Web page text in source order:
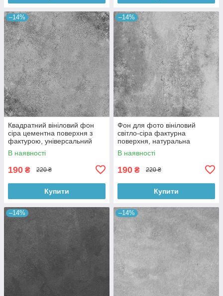
–14%
Квадратний вініловий фон
сіра цементна поверхня з
фактурою, універсальний
фотофон для зйомки 60x60
см, №550659
В наявності
190 ₴ 220 ₴
Купити
–14%
Фон для фото вініловий
світло-сіра фактурна
поверхня, натуральна
бетонна текстура, 60x60 см,
№550413
В наявності
190 ₴ 220 ₴
Купити
–14% –14%